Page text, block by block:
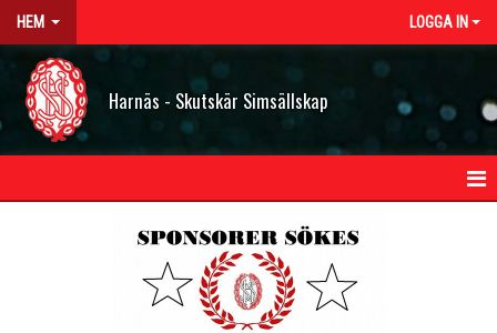
HEM LOGGA IN
Harnäs - Skutskär Simsällskap